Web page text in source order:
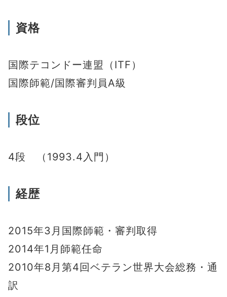
資格
国際テコンドー連盟（ITF）
国際師範/国際審判員A級
段位
4段 （1993.4入門）
経歴
2015年3月国際師範・審判取得
2014年1月師範任命
2010年8月第4回ベテラン世界大会総務・通
訳